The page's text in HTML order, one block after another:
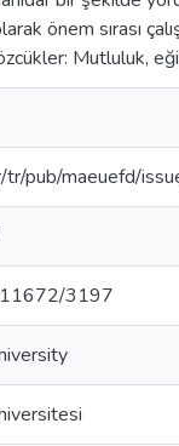
önem sırası
Mutluluk,
tr/pub/maeuefd/
3197